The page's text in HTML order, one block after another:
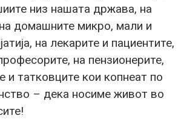
низ нашата држава, на
домашните микро, мали и
на лекарите и пациентите,
на пензионерите,
и татковците кои копнеат по
– дека носиме живот во